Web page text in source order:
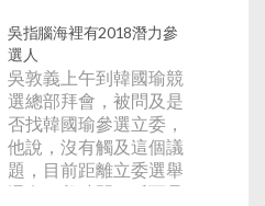
吳指腦海裡有2018潛力參
選人
吳敦義上午到韓國瑜競
選總部拜會，被問及是
否找韓國瑜參選立委，
他說，沒有觸及這個議
題，目前距離立委選舉
還有一段時間，反而是